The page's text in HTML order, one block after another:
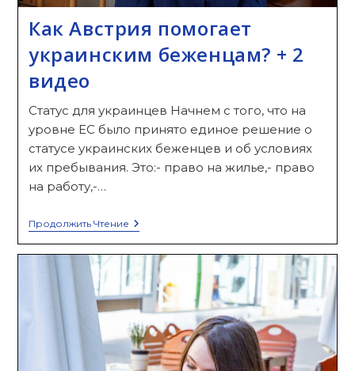
Как Австрия помогает
украинским беженцам? + 2
видео
Статус для украинцев Начнем с того, что на
уровне ЕС было принято единое решение о
статусе украинских беженцев и об условиях
их пребывания. Это:- право на жилье,- право
на работу,-…
Продолжить ЧтениеКак
Украинским
Беженцам?
+
2
Видео